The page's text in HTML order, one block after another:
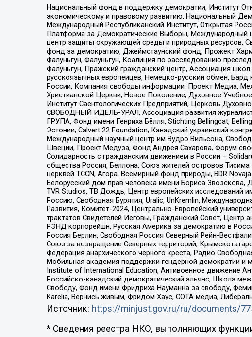
Национальный фонд в поддержку демократии, Институт
экономическому и правовому развитию, Национальный
Международный Республиканский Институт, Открытая
Платформа за Демократические Выборы, Международный
центр защиты окружающей среды и природных ресурсов,
фонд за демократию, Джеймстаунский фонд, Прожект
Фалуньгун, Фалуньгун, Коалиция по расследованию
Фалуньгун, Пражский гражданский центр, Ассоциация
русскоязычных европейцев, Немецко-русский обмен,
России, Компания свободы информации, Проект Медиа,
Христианской Церкви, Новое Поколение, Духовное
Институт Саентологических Предприятий, Церковь
СВОБОДНЫЙ ИДЕЛЬ-УРАЛ, Ассоциация развития
ГРУПА, Фонд имени Генриха Бёлля, Stichting Bellingcat,
Эстонии, Calvert 22 Foundation, Канадский украинский
Международный научный центр им Вудро Вильсона,
Швеции, Проект Медуза, Фонд Андрея Сахарова, Форум
Солидарность с гражданским движением в России –
общества Россия, Беллона, Союз жителей островов
церквей TCCN, Агора, Всемирный фонд природы, BDR
Белорусский дом прав человека имени Бориса
TVR Studios, ТВ Дождь, Центр европейских исследований
Россию, Свободная Бурятия, Uralic, UnKremlin,
Развития, Комитет-2024, Центрально-Европейский
трактатов Свидетелей Иеговы, Гражданский Совет, Центр
РЭНД корпорейшн, Русская Америка за демократию в
Россия Берлин, Свободная Россия Северный Рейн-
Союз за возвращение Северных территорий,
Федерация анархического черного креста, Радио
Мобильная академия поддержки гендерной демократии и
Institute of International Education, Антивоенное движение
Российско-канадский демократический альянс, Школа
Свободу, Фонд имени Фридриха Науманна за свободу,
Karelia, Вернись живым, Фридом Хаус, СОТА медиа,
Источник: https://minjust.gov.ru/ru/documents/
* Сведения реестра НКО, выполняющих функции